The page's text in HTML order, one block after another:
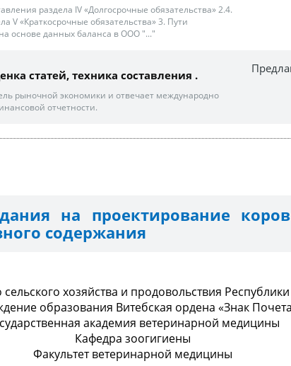
раздела IV «Долгосрочные обязательства» 2.4.
V «Краткосрочные обязательства» 3. Пути
основе данных баланса в ООО "..."
статей, техника составления .
рыночной экономики и отвечает международно
отчетности.
на проектирование
содержания
хозяйства и продовольствия
образования Витебская ордена «Знак
академия ветеринарной медицины
Кафедра зоогигиены
Факультет ветеринарной медицины